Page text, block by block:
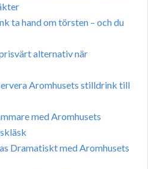
ta hand om törsten – och du
alternativ när
Aromhusets stilldrink till
med Aromhusets
Dramatiskt med Aromhusets